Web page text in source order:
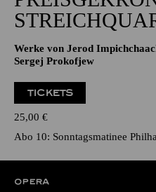
Werke von Jerod
Sergej Prokofjew
TICKETS
25,00 €
Abo 10: Sonntagsmatinee
OPERA